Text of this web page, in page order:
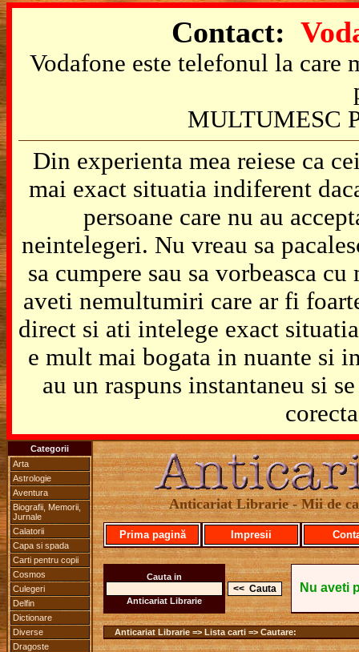
Contact:
Vodafone este telefonul la
MULTUMESC
Din experienta mea reiese ca
mai exact situatia indiferent
persoane care nu au
neintelegeri. Nu vreau sa
sa cumpere sau sa vorbeasca
aveti nemultumiri care ar fi
direct si ati intelege exact
e mult mai bogata in nuante si
au un raspuns instantaneu si
Categorii
Arta
Astrologie
Aventura
Biografii, Memorii,
Jurnale
Calatorii
Capa si spada
Carti pentru copii
Cosmos
Culegeri
Delfin
Dictionare
Diverse
Dragoste
Anticariat Librarie - Mii de
Prima pagină Impresii
Cauta in
Anticariat Librarie
Nu aveti
Anticariat Librarie => Lista carti => Cautare: